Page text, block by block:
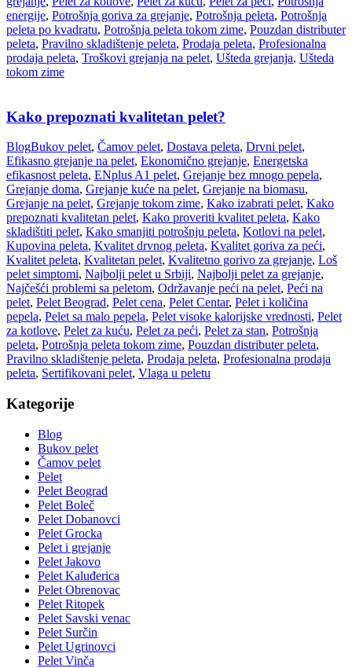
energije, Potrošnja goriva za grejanje, Potrošnja peleta, Potrošnja
peleta po kvadratu, Potrošnja peleta tokom zime, Pouzdan distributer
peleta, Pravilno skladištenje peleta, Prodaja peleta, Profesionalna
prodaja peleta, Troškovi grejanja na pelet, Ušteda grejanja, Ušteda
tokom zime
Kako prepoznati kvalitetan pelet?
BlogBukov pelet, Čamov pelet, Dostava peleta, Drvni pelet,
Efikasno grejanje na pelet, Ekonomično grejanje, Energetska
efikasnost peleta, ENplus A1 pelet, Grejanje bez mnogo pepela,
Grejanje doma, Grejanje kuće na pelet, Grejanje na biomasu,
Grejanje na pelet, Grejanje tokom zime, Kako izabrati pelet, Kako
prepoznati kvalitetan pelet, Kako proveriti kvalitet peleta, Kako
skladištiti pelet, Kako smanjiti potrošnju peleta, Kotlovi na pelet,
Kupovina peleta, Kvalitet drvnog peleta, Kvalitet goriva za peći,
Kvalitet peleta, Kvalitetan pelet, Kvalitetno gorivo za grejanje, Loš
pelet simptomi, Najbolji pelet u Srbiji, Najbolji pelet za grejanje,
Najčešći problemi sa peletom, Održavanje peći na pelet, Peći na
pelet, Pelet Beograd, Pelet cena, Pelet Centar, Pelet i količina
pepela, Pelet sa malo pepela, Pelet visoke kalorijske vrednosti, Pelet
za kotlove, Pelet za kuću, Pelet za peći, Pelet za stan, Potrošnja
peleta, Potrošnja peleta tokom zime, Pouzdan distributer peleta,
Pravilno skladištenje peleta, Prodaja peleta, Profesionalna prodaja
peleta, Sertifikovani pelet, Vlaga u peletu
Kategorije
Blog
Bukov pelet
Čamov pelet
Pelet
Pelet Beograd
Pelet Boleč
Pelet Dobanovci
Pelet Grocka
Pelet i grejanje
Pelet Jakovo
Pelet Kaluđerica
Pelet Obrenovac
Pelet Ritopek
Pelet Savski venac
Pelet Surčin
Pelet Ugrinovci
Pelet Vinča